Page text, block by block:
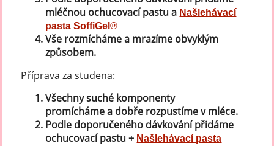
mléčnou ochucovací pastu a Našlehávací
pasta SoffiGel®
Vše rozmícháme a mrazíme obvyklým
způsobem.
Příprava za studena:
Všechny suché komponenty
promícháme a dobře rozpustíme v mléce.
Podle doporučeného dávkování přidáme
ochucovací pastu + Našlehávací pasta